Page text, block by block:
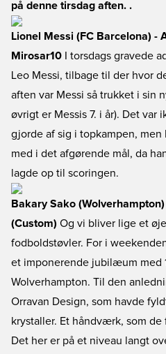
på denne tirsdag aften. .
Lionel Messi (FC Barcelona) -
Mirosar10 I torsdags gravede
Leo Messi, tilbage til der hvor
aften var Messi så trukket i sin
øvrigt er Messis 7. i år). Det var
gjorde af sig i topkampen,
med i det afgørende mål, da
lagde op til scoringen.
Bakary Sako
(Custom) Og vi bliver lige et
fodboldstøvler. For i
et imponerende jubilæum med
Wolverhampton. Til den
Orravan Design, som havde
krystaller. Et håndværk, som
Det her er på et niveau langt